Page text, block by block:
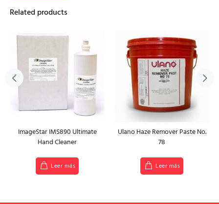
Related products
ImageStar IMS890 Ultimate
Hand Cleaner
Leer más
Ulano Haze Remover Paste No.
78
Leer más